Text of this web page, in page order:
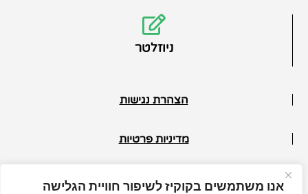
אנו משתמשים בקוקיז לשיפור חוויית הגלישה
ניוזלטר
הצהרת נגישות
מדיניות פרטיות
תנאי ביטול